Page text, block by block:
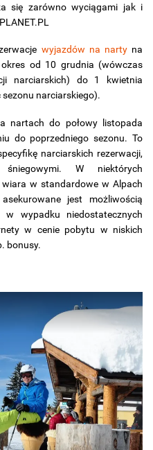
się zarówno wyciągami jak i
wyjazdów na nartyna
od 10 grudnia (wówczas
narciarskich) do 1 kwietnia
narciarskiego).
nartach do połowy listopada
do poprzedniego sezonu. To
narciarskich rezerwacji,
śniegowymi. W niektórych
w standardowe w Alpach
jest możliwością
w wypadku niedostatecznych
w cenie pobytu w niskich
bonusy.